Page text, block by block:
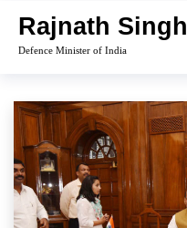
content
Rajnath Singh
Defence Minister of India